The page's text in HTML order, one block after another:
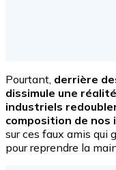
Pourtant, derrière
dissimule une
industriels
composition de nos
sur ces faux amis qui
pour reprendre la